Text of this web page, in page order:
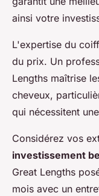
ainsi votre
L'expertise du
du prix. Un
Lengths maîtrise
cheveux,
qui nécessitent
Considérez vos
investissement
Great Lengths
mois avec un